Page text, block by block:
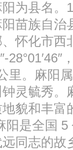
为县名。
苗族自治
怀化市西
28°01′46″
里。麻阳
灵毓秀。
貌和丰富
阳是全国
同志的故